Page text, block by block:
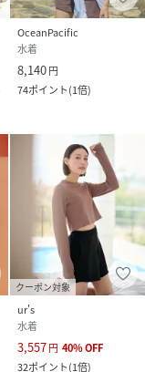
OceanPacific
水着
8,140円
74ポイント(1倍)
クーポン対象
ur's
水着
3,557円 40%OFF
32ポイント(1倍)